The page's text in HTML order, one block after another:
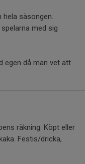
hela säsongen.
med sig
egen då man vet att
räkning. Köpt eller
Festis/dricka,